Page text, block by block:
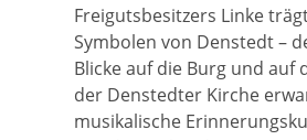
Freigutsbesitzers Linke
Symbolen von Denstedt –
Blicke auf die Burg und auf
der Denstedter Kirche
musikalische